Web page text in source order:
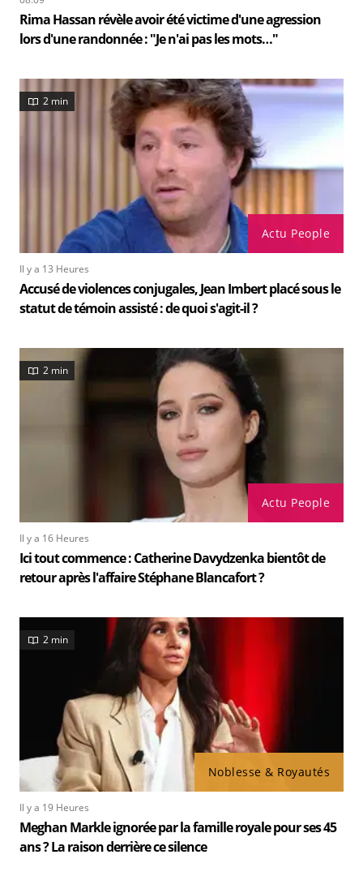
Rima Hassan révèle avoir été victime d'une agression
lors d'une randonnée : "Je n'ai pas les mots…"
Actu People
2 min
Il y a 13 Heures
Accusé de violences conjugales, Jean Imbert placé sous le
statut de témoin assisté : de quoi s'agit-il ?
Actu People
2 min
Il y a 16 Heures
Ici tout commence : Catherine Davydzenka bientôt de
retour après l'affaire Stéphane Blancafort ?
Noblesse & Royautés
2 min
Il y a 19 Heures
Meghan Markle ignorée par la famille royale pour ses 45
ans ? La raison derrière ce silence